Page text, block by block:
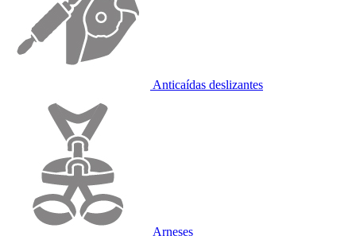
Anticaídas deslizantes
Arneses